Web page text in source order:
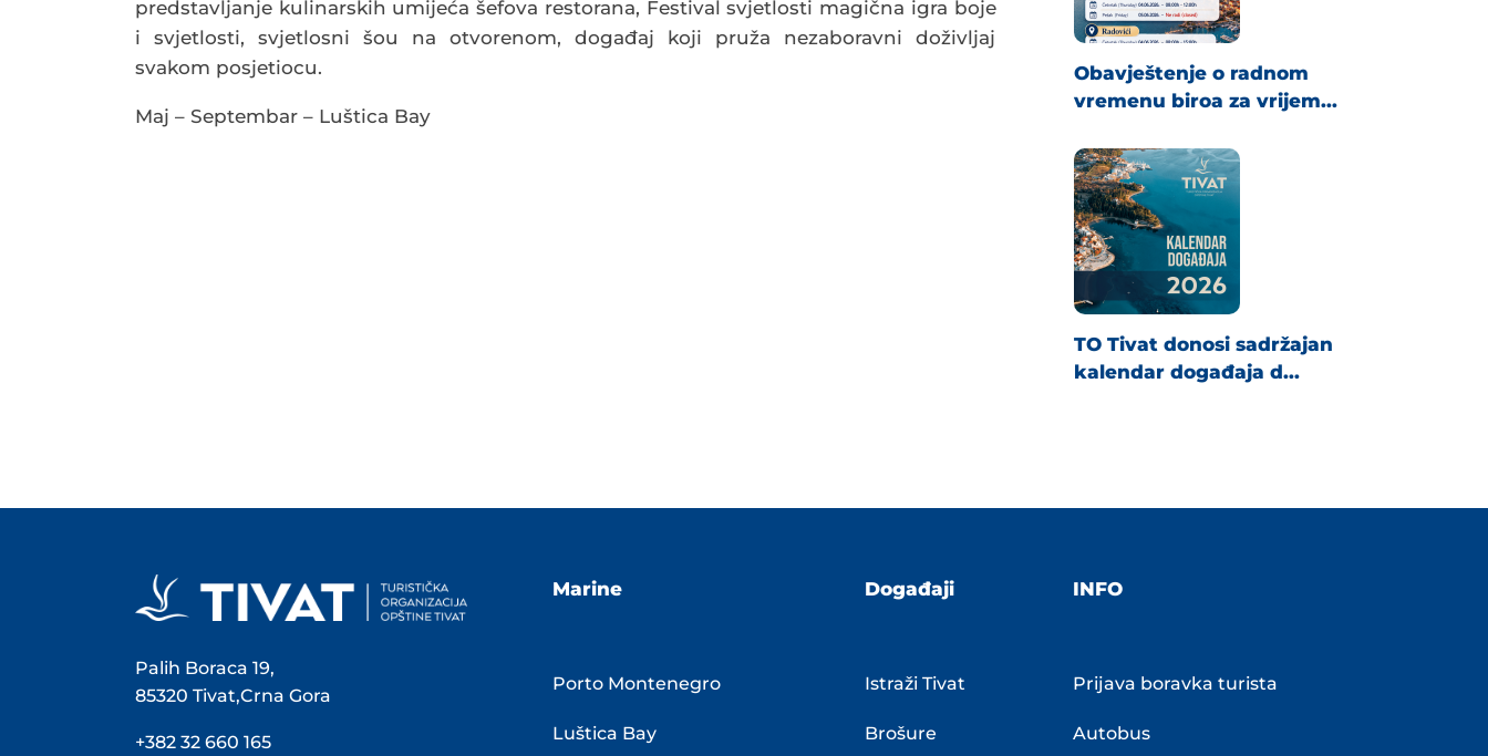
predstavljanje kulinarskih umijeća šefova restorana, Festival svjetlosti magična igra boje
i svjetlosti, svjetlosni šou na otvorenom, događaj koji pruža nezaboravni doživljaj
svakom posjetiocu.
Maj – Septembar – Luštica Bay
Obavještenje o radnom
vremenu biroa za vrijem...
TO Tivat donosi sadržajan
kalendar događaja d...
Palih Boraca 19,
85320 Tivat,Crna Gora
+382 32 660 165
Marine
Porto Montenegro
Luštica Bay
Događaji
Istraži Tivat
Brošure
INFO
Prijava boravka turista
Autobus